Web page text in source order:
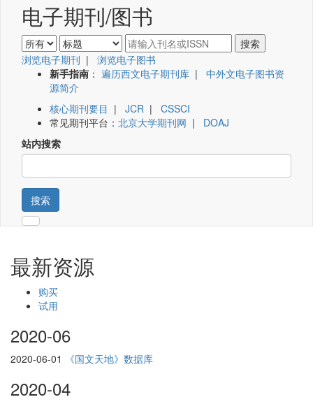
电子期刊/图书
浏览电子期刊 | 浏览电子图书
新手指南 ： 遍历西文电子期刊库 | 中外文电子图书资
源简介
核心期刊要目 | JCR | CSSCI
常见期刊平台： 北京大学期刊网 | DOAJ
站内搜索
搜索
最新资源
购买
试用
2020-06
2020-06-01 《国文天地》数据库
2020-04